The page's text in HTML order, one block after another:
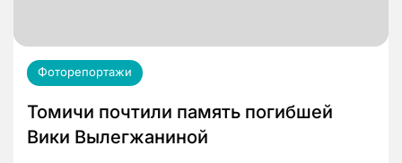
Фоторепортажи
Томичи почтили память погибшей
Вики Вылегжаниной